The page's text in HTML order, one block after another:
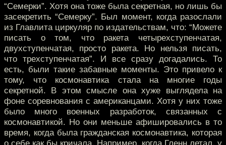
“Семерки”. Хотя она тоже была секретная, но лишь бы
засекретить “Семерку”. Был момент, когда разослали
из Главлита циркуляр по издательствам, что: “Можете
писать о том, что ракета четырехступенчатая,
двухступенчатая, просто ракета. Но нельзя писать,
что трехступенчатая”. И все сразу догадались. То
есть, были такие забавные моменты. Это привело к
тому, что космонавтика стала на многие годы
секретной. В этом смысле она хуже выглядела на
фоне соревнования с американцами. Хотя у них тоже
было много военных разработок, связанных с
космонавтикой. Но они меньше афишировались в то
время, когда была гражданская космонавтика, которая